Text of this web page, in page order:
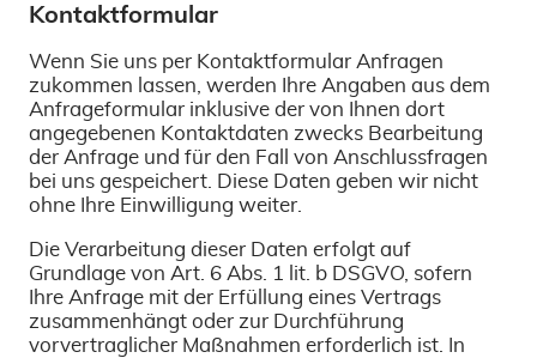
Kontaktformular
Wenn Sie uns per Kontaktformular Anfragen
zukommen lassen, werden Ihre Angaben aus dem
Anfrageformular inklusive der von Ihnen dort
angegebenen Kontaktdaten zwecks Bearbeitung
der Anfrage und für den Fall von Anschlussfragen
bei uns gespeichert. Diese Daten geben wir nicht
ohne Ihre Einwilligung weiter.
Die Verarbeitung dieser Daten erfolgt auf
Grundlage von Art. 6 Abs. 1 lit. b DSGVO, sofern
Ihre Anfrage mit der Erfüllung eines Vertrags
zusammenhängt oder zur Durchführung
vorvertraglicher Maßnahmen erforderlich ist. In